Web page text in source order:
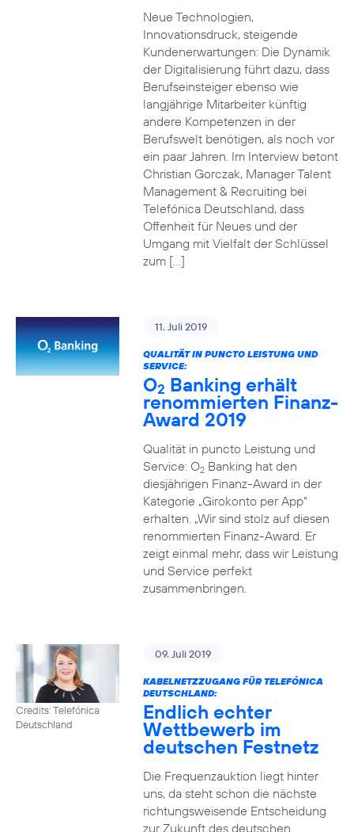
Neue Technologien,
Innovationsdruck, steigende
Kundenerwartungen: Die Dynamik
der Digitalisierung führt dazu, dass
Berufseinsteiger ebenso wie
langjährige Mitarbeiter künftig
andere Kompetenzen in der
Berufswelt benötigen, als noch vor
ein paar Jahren. Im Interview betont
Christian Gorczak, Manager Talent
Management & Recruiting bei
Telefónica Deutschland, dass
Offenheit für Neues und der
Umgang mit Vielfalt der Schlüssel
zum […]
11. Juli 2019
QUALITÄT IN PUNCTO LEISTUNG UND
SERVICE:
O2 Banking erhält
renommierten Finanz-
Award 2019
Qualität in puncto Leistung und
Service: O2Banking hat den
diesjährigen Finanz-Award in der
Kategorie „Girokonto per App“
erhalten. „Wir sind stolz auf diesen
renommierten Finanz-Award. Er
zeigt einmal mehr, dass wir Leistung
und Service perfekt
zusammenbringen.
Credits: Telefónica
Deutschland
09. Juli 2019
KABELNETZZUGANG FÜR TELEFÓNICA
DEUTSCHLAND:
Endlich echter
Wettbewerb im
deutschen Festnetz
Die Frequenzauktion liegt hinter
uns, da steht schon die nächste
richtungsweisende Entscheidung
zur Zukunft des deutschen